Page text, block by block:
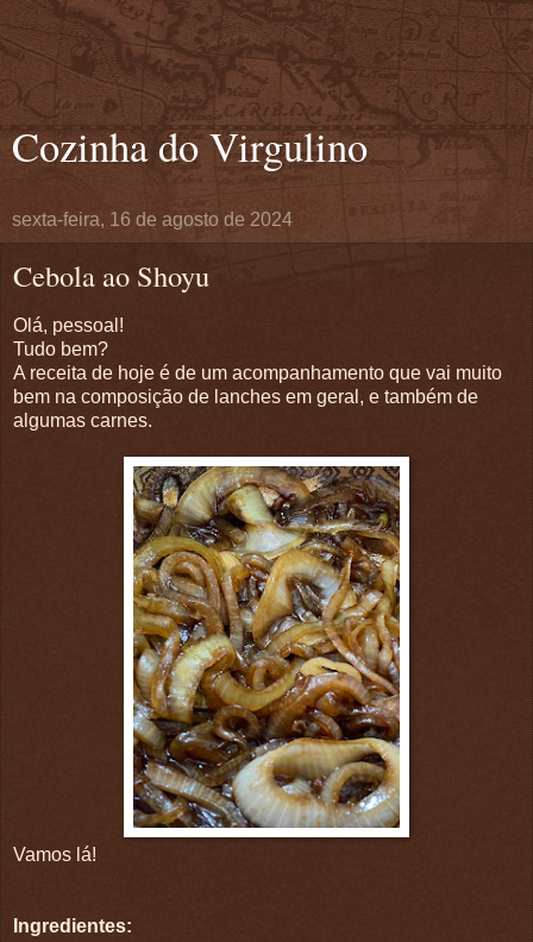
Cozinha do Virgulino
sexta-feira, 16 de agosto de 2024
Cebola ao Shoyu
Olá, pessoal!
Tudo bem?
A receita de hoje é de um acompanhamento que vai muito
bem na composição de lanches em geral, e também de
algumas carnes.
Vamos lá!
Ingredientes: